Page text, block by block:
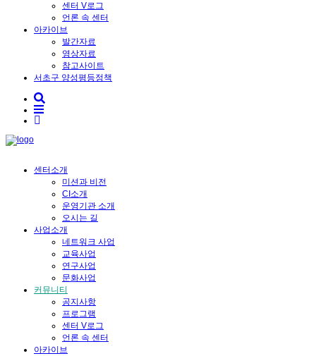
센터 V로그
언론 속 센터
아카이브
발간자료
영상자료
참고사이트
서초구 양성평등정책
센터소개
미션과 비전
CI소개
운영기관 소개
오시는 길
사업소개
네트워크 사업
교육사업
연구사업
문화사업
커뮤니티
공지사항
프로그램
센터 V로그
언론 속 센터
아카이브